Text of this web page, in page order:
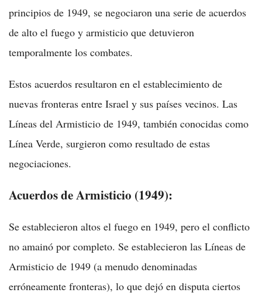
principios de 1949, se negociaron una serie de acuerdos
de alto el fuego y armisticio que detuvieron
temporalmente los combates.
Estos acuerdos resultaron en el establecimiento de
nuevas fronteras entre Israel y sus países vecinos. Las
Líneas del Armisticio de 1949, también conocidas como
Línea Verde, surgieron como resultado de estas
negociaciones.
Acuerdos de Armisticio (1949):
Se establecieron altos el fuego en 1949, pero el conflicto
no amainó por completo. Se establecieron las Líneas de
Armisticio de 1949 (a menudo denominadas
erróneamente fronteras), lo que dejó en disputa ciertos